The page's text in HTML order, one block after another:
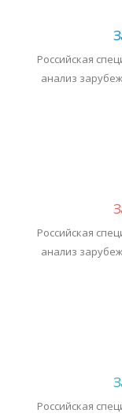
Российская
анализ
Российская
анализ
Российская